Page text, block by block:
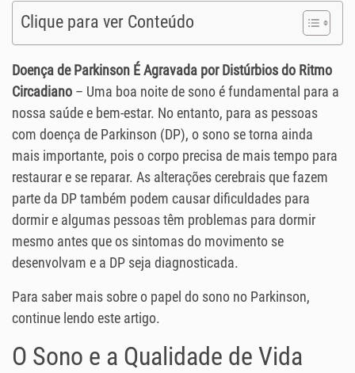
Clique para ver Conteúdo
Doença de Parkinson É Agravada por Distúrbios do Ritmo
Circadiano – Uma boa noite de sono é fundamental para a
nossa saúde e bem-estar. No entanto, para as pessoas
com doença de Parkinson (DP), o sono se torna ainda
mais importante, pois o corpo precisa de mais tempo para
restaurar e se reparar. As alterações cerebrais que fazem
parte da DP também podem causar dificuldades para
dormir e algumas pessoas têm problemas para dormir
mesmo antes que os sintomas do movimento se
desenvolvam e a DP seja diagnosticada.
Para saber mais sobre o papel do sono no Parkinson,
continue lendo este artigo.
O Sono e a Qualidade de Vida